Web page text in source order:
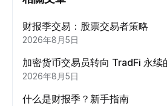
财报季交易：股票交易者策略
2026年8月5日
加密货币交易员转向 TradFi 永续
2026年8月5日
什么是财报季？新手指南